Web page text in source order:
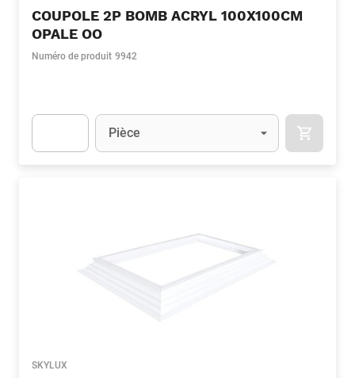
COUPOLE 2P BOMB ACRYL 100X100CM
OPALE OO
Numéro de produit 9942
Unité
Pièce
SKYLUX